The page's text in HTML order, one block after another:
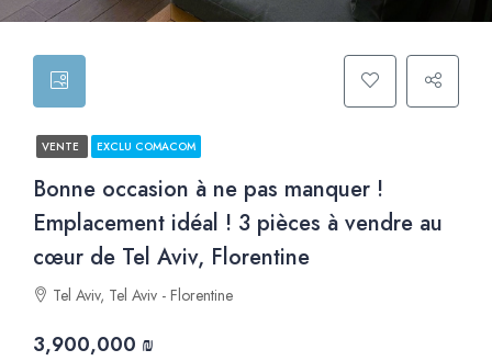
VENTE EXCLU COMACOM
Bonne occasion à ne pas manquer !
Emplacement idéal ! 3 pièces à vendre au
cœur de Tel Aviv, Florentine
Tel Aviv, Tel Aviv - Florentine
3,900,000 ₪